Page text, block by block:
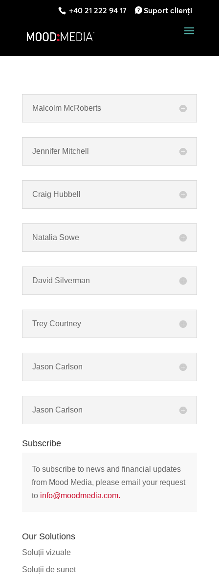
+40 21 222 94 17 Suport clienți
Malcolm McRoberts
Jennifer Mitchell
Craig Hubbell
Natalia Sowe
David Silverman
Trey Courtney
Jason Carlson
Jason Carlson
Subscribe
To subscribe to news and financial updates
from Mood Media, please email your request
to info@moodmedia.com.
Our Solutions
Soluții vizuale
Soluții de sunet